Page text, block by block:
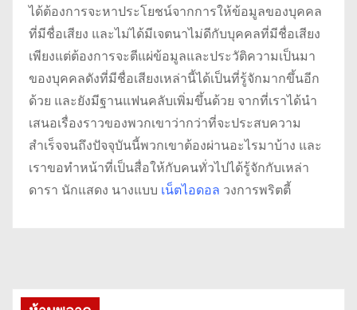
ได้ต้องการจะหาประโยชน์จากการให้ข้อมูลของบุคคล
ที่มีชื่อเสียง และไม่ได้มีเจตนาไม่ดีกับบุคคลที่มีชื่อเสียง
เพียงแต่ต้องการจะตีแผ่ข้อมูลและประวัติความเป็นมา
ของบุคคลดังที่มีชื่อเสียงเหล่านี้ได้เป็นที่รู้จักมากขึ้นอีก
ด้วย และยังมีฐานแฟนคลับเพิ่มขึ้นด้วย จากที่เราได้นำ
เสนอเรื่องราวของพวกเขาว่ากว่าที่จะประสบความ
สำเร็จจนถึงปัจจุบันนี้พวกเขาต้องผ่านอะไรมาบ้าง และ
เราขอทำหน้าที่เป็นสื่อให้กับคนทั่วไปได้รู้จักกับเหล่า
ดารา นักแสดง นางแบบ เน็ตไอดอล วงการพริตตี้